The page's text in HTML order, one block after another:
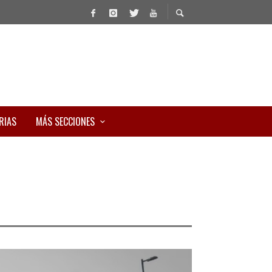
MÁS SECCIONES